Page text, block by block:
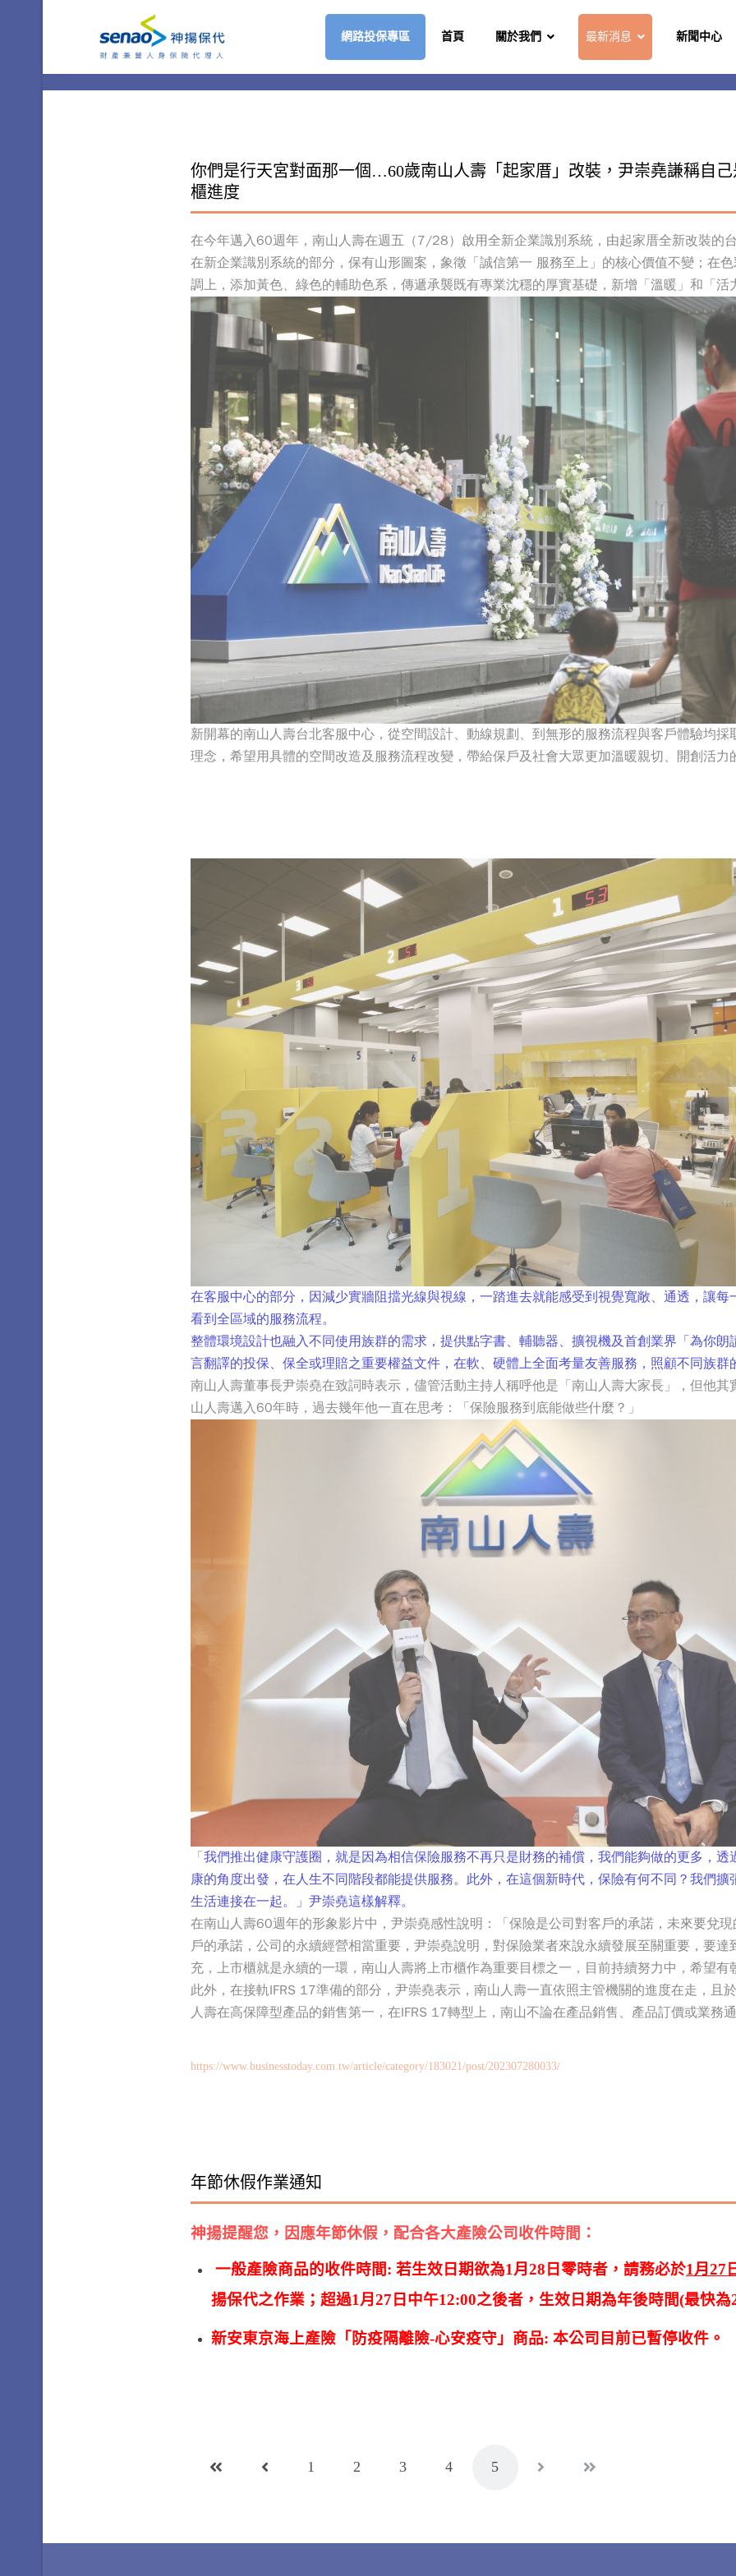
網路投保專區 首頁 關於我們 最新消息 新聞中心
你們是行天宮對面那一個…60歲南山人壽「起家厝」改裝，尹崇堯謙稱自
櫃進度
在今年邁入60週年，南山人壽在週五（7/28）啟用全新企業識別系統，由起家厝全新改裝的
在新企業識別系統的部分，保有山形圖案，象徵「誠信第一 服務至上」的核心價值不變；在
調上，添加黃色、綠色的輔助色系，傳遞承襲既有專業沈穩的厚實基礎，新增「溫暖」和「活
新開幕的南山人壽台北客服中心，從空間設計、動線規劃、到無形的服務流程與客戶體驗均採
理念，希望用具體的空間改造及服務流程改變，帶給保戶及社會大眾更加溫暖親切、開創活力
在客服中心的部分，因減少實牆阻擋光線與視線，一踏進去就能感受到視覺寬敞、通透，讓
看到全區域的服務流程。
整體環境設計也融入不同使用族群的需求，提供點字書、輔聽器、擴視機及首創業界「為你
言翻譯的投保、保全或理賠之重要權益文件，在軟、硬體上全面考量友善服務，照顧不同族群
南山人壽董事長尹崇堯在致詞時表示，儘管活動主持人稱呼他是「南山人壽大家長」，但他
山人壽邁入60年時，過去幾年他一直在思考：「保險服務到底能做些什麼？」
「 我們推出健康守護圈，就是因為相信保險服務不再只是財務的補償，我們能夠做的更多，
康的角度出發，在人生不同階段都能提供服務。此外，在這個新時代，保險有何不同？我們
生活連接在一起。」尹崇堯這樣解釋。
在南山人壽60週年的形象影片中，尹崇堯感性說明：「保險是公司對客戶的承諾，未來要兌
戶的承諾，公司的永續經營相當重要，尹崇堯說明，對保險業者來說永續發展至關重要，要
充，上市櫃就是永續的一環，南山人壽將上市櫃作為重要目標之一，目前持續努力中，希望
此外，在接軌IFRS 17準備的部分，尹崇堯表示，南山人壽一直依照主管機關的進度在走，且
人壽在高保障型產品的銷售第一，在IFRS 17轉型上，南山不論在產品銷售、產品訂價或業務
https://www.businesstoday.com.tw/article/category/183021/post/202307280033/
年節休假作業通知
神揚提醒您，因應年節休假，配合各大產險公司收件時間：
一般產險商品的收件時間: 若生效日期欲為1月28日零時者，請務必於1月27
揚保代之作業 ； 超過1月27日中午12:00之後者，生效日期為年後時間(最快為
新安東京海上產險「防疫隔離險-心安疫守」商品: 本公司目前已暫停收件。
1 2 3 4 5